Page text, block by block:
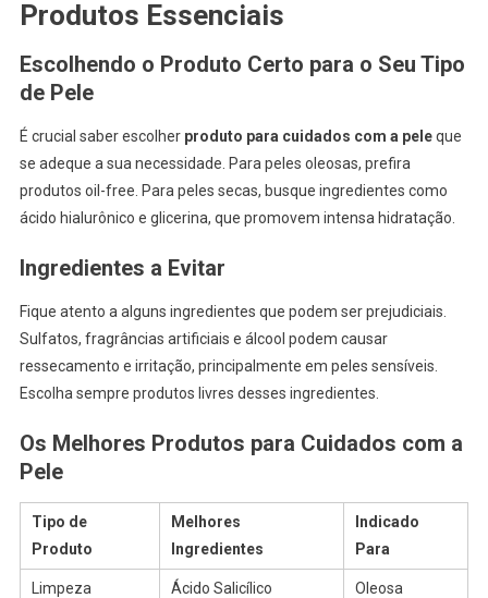
Produtos Essenciais
Escolhendo o Produto Certo para o Seu Tipo
de Pele
É crucial saber escolher produto para cuidados com a peleque
se adeque a sua necessidade. Para peles oleosas, prefira
produtos oil-free. Para peles secas, busque ingredientes como
ácido hialurônico e glicerina, que promovem intensa hidratação.
Ingredientes a Evitar
Fique atento a alguns ingredientes que podem ser prejudiciais.
Sulfatos, fragrâncias artificiais e álcool podem causar
ressecamento e irritação, principalmente em peles sensíveis.
Escolha sempre produtos livres desses ingredientes.
Os Melhores Produtos para Cuidados com a
Pele
Tipo de
Produto
Melhores
Ingredientes
Indicado
Para
Limpeza Ácido Salicílico Oleosa